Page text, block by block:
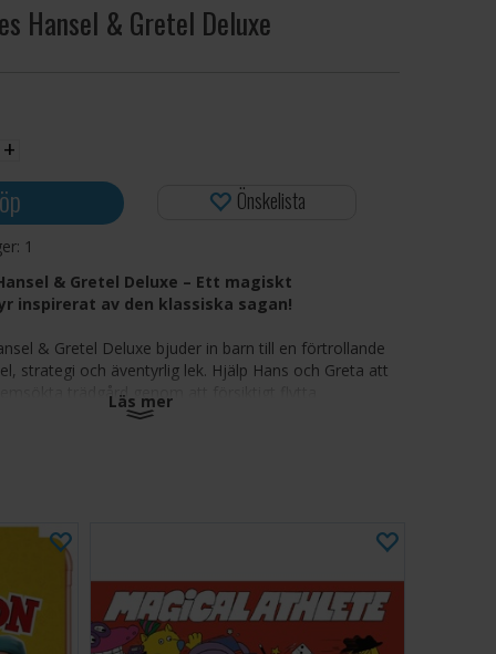
Hansel & Gretel Deluxe
+
1
Önskelista
& Gretel Deluxe – Ett magiskt
inspirerat av den klassiska sagan!
& Gretel Deluxe bjuder in barn till en förtrollande
strategi och äventyrlig lek. Hjälp Hans och Greta att
trädgård genom att försiktigt flytta
planera den säkraste vägen till friheten. Med
värdefulla färdigheter i problemlösning.
60 spännande utmaningar med ökande svårighetsgrad
planering, koncentration och hand-öga-
den klassiska sagan om Hans och Greta
familjevänlig sagobok med en modern twist
av hög kvalitet tillverkade av certifierad barnsäker
Läs mer